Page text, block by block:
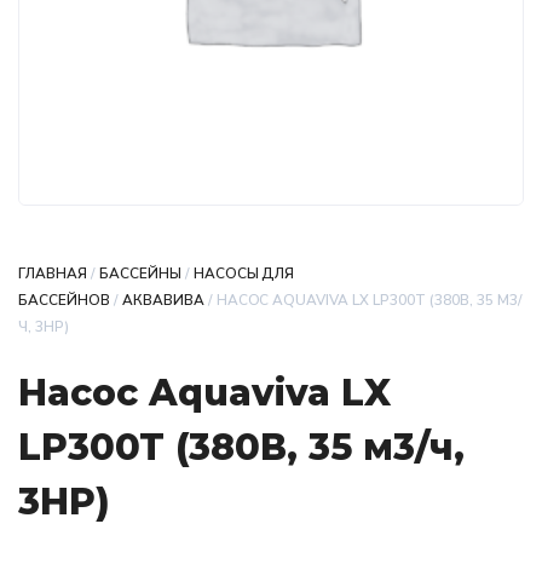
ГЛАВНАЯ /БАССЕЙНЫ /НАСОСЫ ДЛЯ
БАССЕЙНОВ /АКВАВИВА/ НАСОС AQUAVIVA LX LP300T (380В, 35 М3/
Ч, 3HP)
Насос Aquaviva LX
LP300T (380В, 35 м3/ч,
3HP)